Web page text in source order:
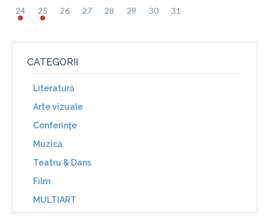
24 25 26 27 28 29 30 31
CATEGORII
Literatură
Arte vizuale
Conferinţe
Muzică
Teatru & Dans
Film
MULTIART